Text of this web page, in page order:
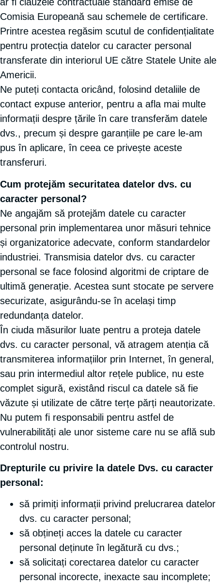
Comisia Europeană sau schemele de certificare.
Printre acestea regăsim scutul de confidențialitate
pentru protecția datelor cu caracter personal
transferate din interiorul UE către Statele Unite ale
Americii.
Ne puteți contacta oricând, folosind detaliile de
contact expuse anterior, pentru a afla mai multe
informații despre țările în care transferăm datele
dvs., precum și despre garanțiile pe care le-am
pus în aplicare, în ceea ce privește aceste
transferuri.
Cum protejăm securitatea datelor dvs. cu
caracter personal?
Ne angajăm să protejăm datele cu caracter
personal prin implementarea unor măsuri tehnice
și organizatorice adecvate, conform standardelor
industriei. Transmisia datelor dvs. cu caracter
personal se face folosind algoritmi de criptare de
ultimă generație. Acestea sunt stocate pe servere
securizate, asigurându-se în același timp
redundanța datelor.
În ciuda măsurilor luate pentru a proteja datele
dvs. cu caracter personal, vă atragem atenția că
transmiterea informațiilor prin Internet, în general,
sau prin intermediul altor rețele publice, nu este
complet sigură, existând riscul ca datele să fie
văzute și utilizate de către terțe părți neautorizate.
Nu putem fi responsabili pentru astfel de
vulnerabilități ale unor sisteme care nu se află sub
controlul nostru.
Drepturile cu privire la datele Dvs. cu caracter
personal:
să primiți informații privind prelucrarea datelor
dvs. cu caracter personal;
să obțineți acces la datele cu caracter
personal deținute în legătură cu dvs.;
să solicitați corectarea datelor cu caracter
personal incorecte, inexacte sau incomplete;